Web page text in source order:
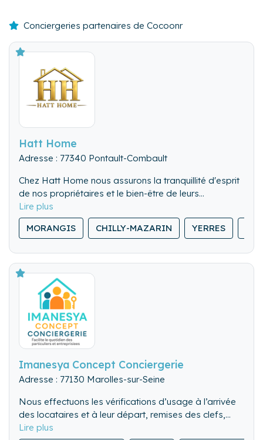
Conciergeries partenaires de Cocoonr
Hatt Home
Adresse : 77340 Pontault-Combault
Chez Hatt Home nous assurons la tranquillité d'esprit
de nos propriétaires et le bien-être de leurs
locataires, en offrant un service sur mesure et de
qualité, pour l'entretien et l'intendance de leur
résidence secondaire.
MORANGIS CHILLY-MAZARIN YERRES
Imanesya Concept Conciergerie
Adresse : 77130 Marolles-sur-Seine
Nous effectuons les vérifications d’usage à l’arrivée
des locataires et à leur départ, remises des clefs,
visite des lieux. Nous pouvons également gérer les
Nous nettoyons de fond en comble l’ensemble du